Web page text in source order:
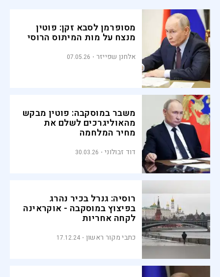
מסופרמן לסבא זקן: פוטין
מנצח על מות המיתוס הרוסי
אלחנן שפייזר 07.05.26
משבר במוסקבה: פוטין מבקש
מהאוליגרכים לשלם את
מחיר המלחמה
דוד זבולוני 30.03.26
רוסיה: גנרל בכיר נהרג
בפיצוץ במוסקבה - אוקראינה
לקחה אחריות
כתבי מקור ראשון 17.12.24